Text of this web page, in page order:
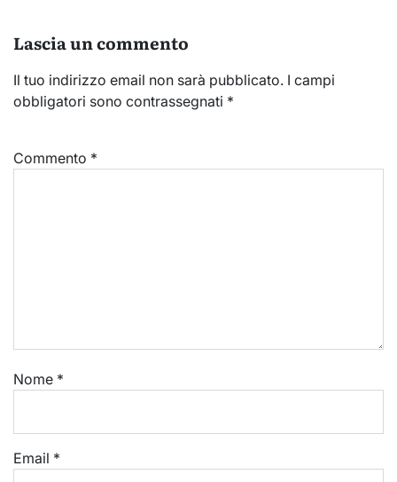
Lascia un commento
Il tuo indirizzo email non sarà pubblicato. I campi
obbligatori sono contrassegnati *
Commento *
Nome *
Email *